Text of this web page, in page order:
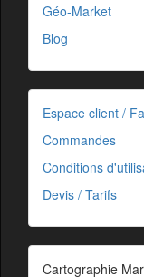
Géo-Market
Blog
Espace client /
Commandes
Conditions
Devis / Tarifs
Cartographie